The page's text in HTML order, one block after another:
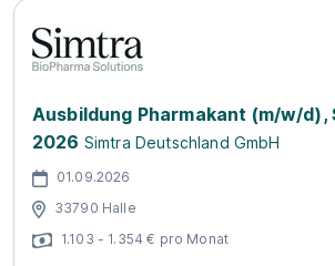
Ausbildung Pharmakant (m/w/d),
2026 Simtra Deutschland GmbH
01.09.2026
33790 Halle
1.103 - 1.354 € pro Monat